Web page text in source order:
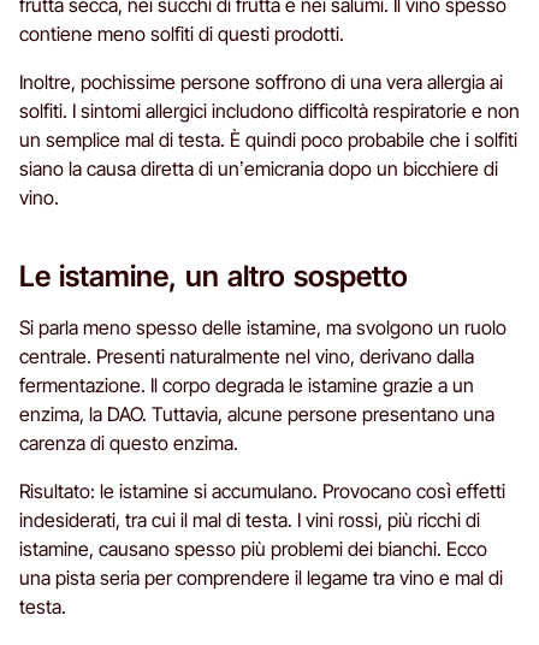
frutta secca, nei succhi di frutta e nei salumi. Il vino spesso
contiene meno solfiti di questi prodotti.
Inoltre, pochissime persone soffrono di una vera allergia ai
solfiti. I sintomi allergici includono difficoltà respiratorie e non
un semplice mal di testa. È quindi poco probabile che i solfiti
siano la causa diretta di un’emicrania dopo un bicchiere di
vino.
Le istamine, un altro sospetto
Si parla meno spesso delle istamine, ma svolgono un ruolo
centrale. Presenti naturalmente nel vino, derivano dalla
fermentazione. Il corpo degrada le istamine grazie a un
enzima, la DAO. Tuttavia, alcune persone presentano una
carenza di questo enzima.
Risultato: le istamine si accumulano. Provocano così effetti
indesiderati, tra cui il mal di testa. I vini rossi, più ricchi di
istamine, causano spesso più problemi dei bianchi. Ecco
una pista seria per comprendere il legame tra vino e mal di
testa.